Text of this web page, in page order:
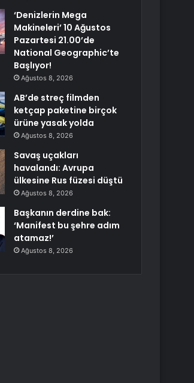
‘Denizlerin Mega
Makineleri’ 10 Ağustos
Pazartesi 21.00’de
National Geographic’te
Başlıyor!
Ağustos 8, 2026
AB’de streç filmden
ketçap paketine birçok
ürüne yasak yolda
Ağustos 8, 2026
Savaş uçakları
havalandı: Avrupa
ülkesine Rus füzesi düştü
Ağustos 8, 2026
Başkanın derdine bak:
‘Manifest bu şehre adım
atamaz!’
Ağustos 8, 2026